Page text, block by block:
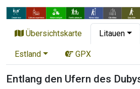
Übersichtskarte Litauen
Estland GPX
Entlang den Ufern des